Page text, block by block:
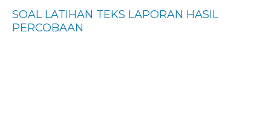
SOAL LATIHAN TEKS LAPORAN HASIL
PERCOBAAN